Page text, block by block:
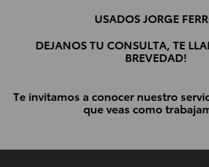
USADOS JORGE
DEJANOS TU CONSULTA, TE
BREVEDAD!
Te invitamos a conocer nuestro
que veas como